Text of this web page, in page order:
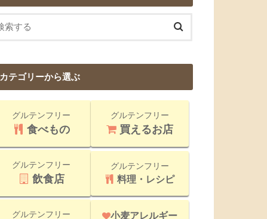
カテゴリーから選ぶ
グルテンフリー
食べもの
グルテンフリー
買えるお店
グルテンフリー
飲食店
グルテンフリー
料理・レシピ
グルテンフリー 小麦アレルギー